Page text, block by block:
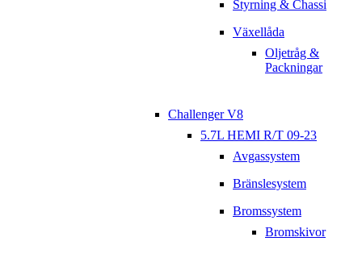
Styrning & Chassi
Växellåda
Oljetråg &
Packningar
Challenger V8
5.7L HEMI R/T 09-23
Avgassystem
Bränslesystem
Bromssystem
Bromskivor